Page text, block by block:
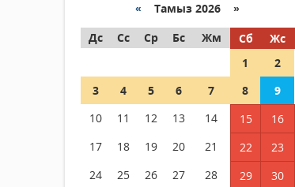
« Тамыз 2026 »
Дс
Сс Ср Бс Жм Сб
Жс
1
2
3
4 5 6 7 8
9
10
11 12 13 14 15
16
17
18 19 20 21 22
23
24
25 26 27 28 29 30